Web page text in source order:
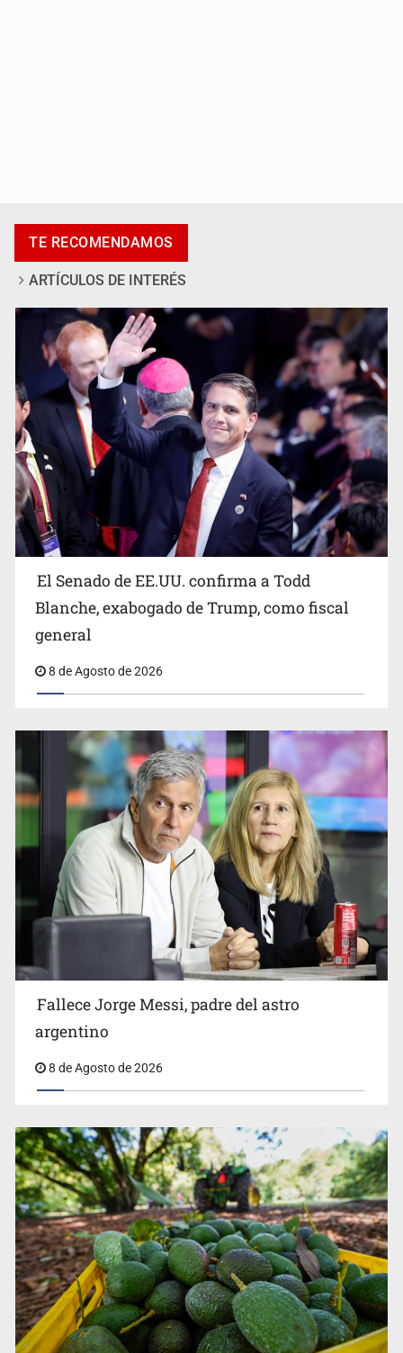
Cae en Zapopan prófugo estadounidense buscado por
Interpol
Avalan rebaja del Siapa para 203 colonias
Realizan primera boda de personas sordas en Zapopan
El Senado de EE.UU. confirma a Todd Blanche,
exabogado de Trump, como fiscal general
TE RECOMENDAMOS
ARTÍCULOS DE INTERÉS
El Senado de EE.UU. confirma a Todd
Blanche, exabogado de Trump, como fiscal
general
8 de Agosto de 2026
Fallece Jorge Messi, padre del astro
argentino
8 de Agosto de 2026